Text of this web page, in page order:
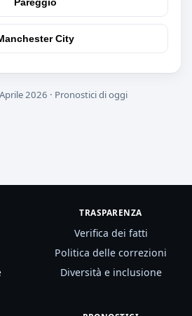
City
2026 · Pronostici di oggi
TRASPARENZA
Verifica dei fatti
Politica delle correzioni
Diversità e inclusione